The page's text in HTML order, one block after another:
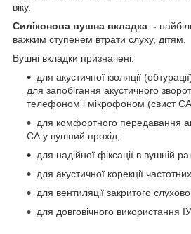
віку.
Силіконова вушна вкладка -
важким ступенем втрати слуху, дітям.
Вушні вкладки призначені:
для акустичної ізоляції
для запобігання акустичного
телефоном і мікрофоном (свист
для комфортного передавання
СА у вушний прохід;
для надійної фіксації в вушній
для акустичної корекції
для вентиляції закритого
для довговічного використання